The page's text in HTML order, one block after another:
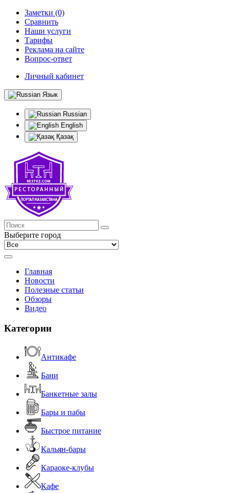
Заметки (0)
Сравнить
Наши услуги
Тарифы
Реклама на сайте
Вопрос-ответ
Личный кабинет
Язык
Russian
English
Қазақ
Выберите город
Главная
Новости
Полезные статьи
Обзоры
Видео
Категории
Антикафе
Бани
Банкетные залы
Бары и пабы
Быстрое питание
Кальян-бары
Караоке-клубы
Кафе